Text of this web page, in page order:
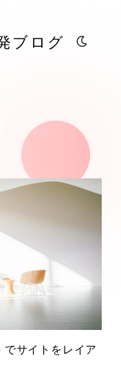
ブログ
サイトをレイア